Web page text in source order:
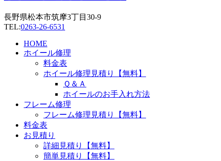
ッ
プ
長野県松本市筑摩3丁目30-9
TEL:0263-26-6531
HOME
ホイール修理
料金表
ホイール修理見積り【無料】
Ｑ＆Ａ
ホイールのお手入れ方法
フレーム修理
フレーム修理見積り【無料】
料金表
お見積り
詳細見積り【無料】
簡単見積り【無料】